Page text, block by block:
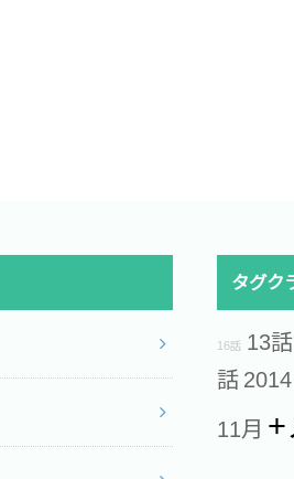
タグク
16話 13話
話 2014
11月 +